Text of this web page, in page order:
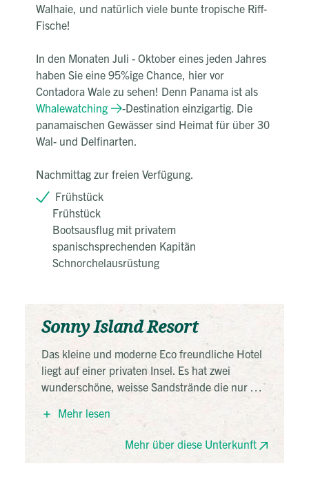
Walhaie, und natürlich viele bunte tropische Riff-
Fische!
In den Monaten Juli - Oktober eines jeden Jahres
haben Sie eine 95%ige Chance, hier vor
Contadora Wale zu sehen! Denn Panama ist als
Whalewatching
-Destination einzigartig. Die
panamaischen Gewässer sind Heimat für über 30
Wal- und Delfinarten.
Nachmittag zur freien Verfügung.
Frühstück
Frühstück
Bootsausflug mit privatem
spanischsprechenden Kapitän
Schnorchelausrüstung
Sonny Island Resort
Das kleine und moderne Eco freundliche Hotel
liegt auf einer privaten Insel. Es hat zwei
wunderschöne, weisse Sandstrände die nur 1
Gehminute von den Bungalows liegen. Nette,
familiäre Atmosphäre und gutes Frühstück.
Zimmer: 1 Queen Size Bett, Fan, Klimaanlage
Mehr lesen
Mehr über diese Unterkunft